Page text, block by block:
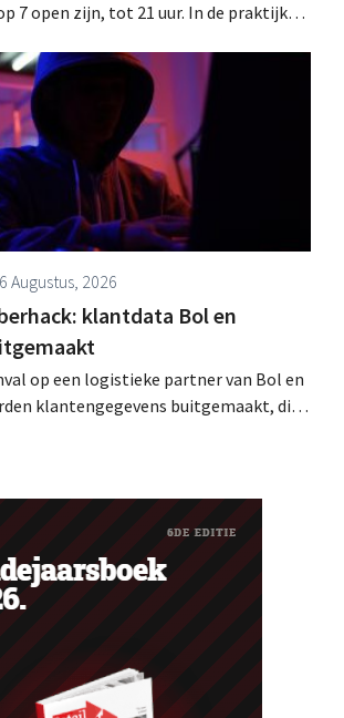
7 open zijn, tot 21 uur. In de praktijk
een hinderpaal. Is er een gelijk
6 Augustus, 2026
klantdata Bol en
op een logistieke partner van Bol en
klantengegevens buitgemaakt, die